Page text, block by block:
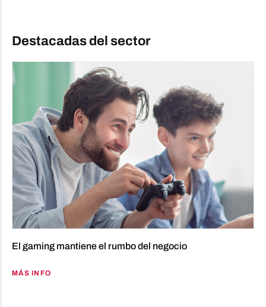
Destacadas del sector
El gaming mantiene el rumbo del negocio
MÁS INFO